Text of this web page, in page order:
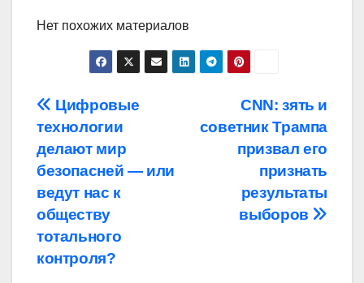
Нет похожих материалов
Навигация
по
записям
CNN: зять и
советник Трампа
призвал его
признать
результаты
выборов
Цифровые
технологии
делают мир
безопасней — или
ведут нас к
обществу
тотального
контроля?